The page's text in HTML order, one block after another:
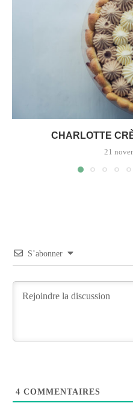
CHARLOTTE
21
S’abonner
4 COMMENTAIRES